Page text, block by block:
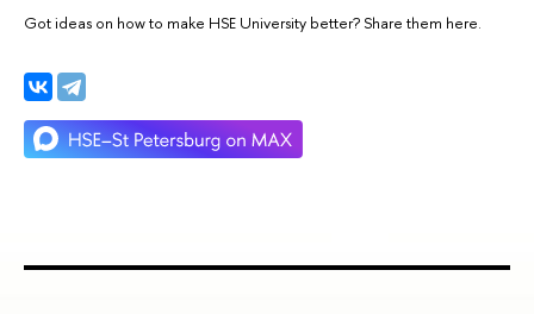
Got ideas on how to make HSE University better? Share them here.